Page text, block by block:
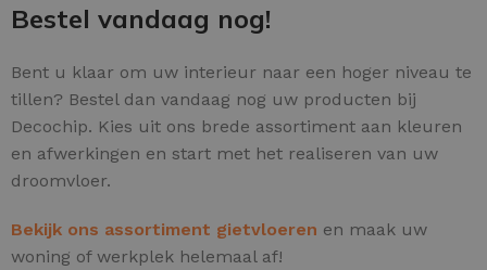
Bestel vandaag nog!
Bent u klaar om uw interieur naar een hoger niveau te
tillen? Bestel dan vandaag nog uw producten bij
Decochip. Kies uit ons brede assortiment aan kleuren
en afwerkingen en start met het realiseren van uw
droomvloer.
Bekijk ons assortiment gietvloeren en maak uw
woning of werkplek helemaal af!